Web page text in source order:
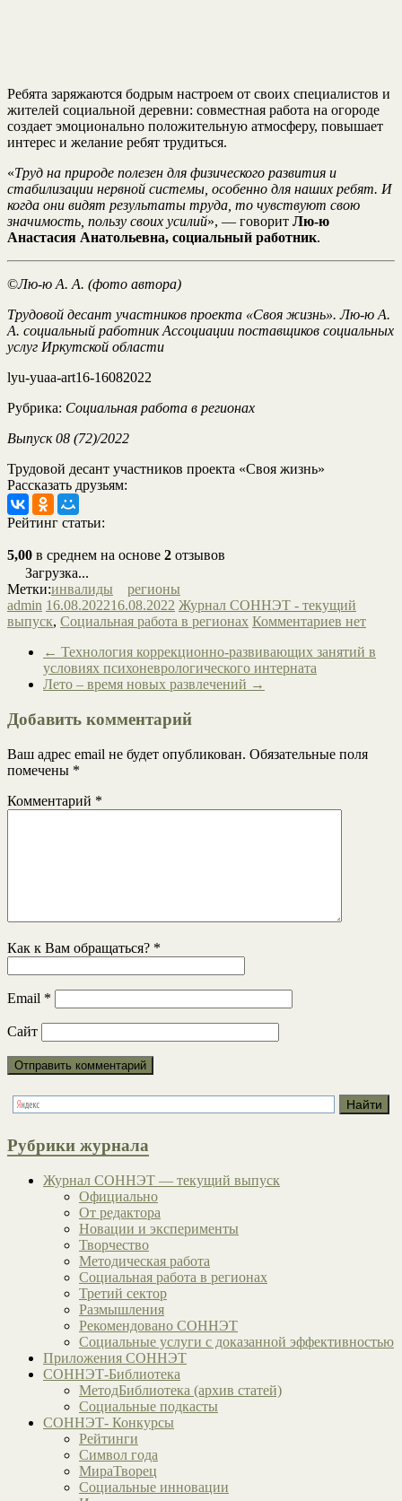
Ребята заряжаются бодрым настроем от своих специалистов и
жителей социальной деревни: совместная работа на огороде
создает эмоционально положительную атмосферу, повышает
интерес и желание ребят трудиться.
«Труд на природе полезен для физического развития и
стабилизации нервной системы, особенно для наших ребят. И
когда они видят результаты труда, то чувствуют свою
значимость, пользу своих усилий», — говорит Лю-ю
Анастасия Анатольевна, социальный работник.
©Лю-ю А. А. (фото автора)
Трудовой десант участников проекта «Своя жизнь». Лю-ю А.
А. социальный работник Ассоциации поставщиков социальных
услуг Иркутской области
lyu-yuaa-art16-16082022
Рубрика: Социальная работа в регионах
Выпуск 08 (72)/2022
Трудовой десант участников проекта «Своя жизнь»
Рассказать друзьям:
Рейтинг статьи:
5,00 в среднем на основе 2 отзывов
Загрузка...
Метки:инвалиды
регионы
admin 16.08.202216.08.2022 Журнал СОННЭТ - текущий
выпуск, Социальная работа в регионах Комментариев нет
← Технология коррекционно-развивающих занятий в
условиях психоневрологического интерната
Лето – время новых развлечений →
Добавить комментарий
Ваш адрес email не будет опубликован. Обязательные поля
помечены *
Комментарий *
Как к Вам обращаться? *
Email *
Сайт
Рубрики журнала
Журнал СОННЭТ — текущий выпуск
Официально
От редактора
Новации и эксперименты
Творчество
Методическая работа
Социальная работа в регионах
Третий сектор
Размышления
Рекомендовано СОННЭТ
Социальные услуги с доказанной эффективностью
Приложения СОННЭТ
СОННЭТ-Библиотека
МетодБиблиотека (архив статей)
Социальные подкасты
СОННЭТ- Конкурсы
Рейтинги
Символ года
МираТворец
Социальные инновации